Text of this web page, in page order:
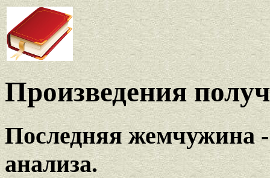
Произведения
Последняя жемчужина -
анализа.